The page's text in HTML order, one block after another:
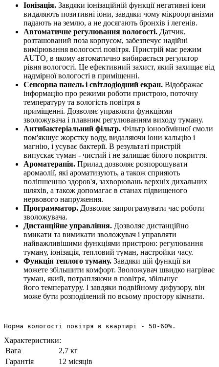
Іонізація. Завдяки іонізаційній функції негативні іони
видаляють позитивні іони, завдяки чому мікроорганізми
падають на землю, а не досягають бронхів і легенів.
Автоматичне регулювання вологості. Датчик,
розташований поза корпусом, забезпечує надійні
вимірювання вологості повітря. Пристрій має режим
AUTO, в якому автоматично вибирається регулятор
рівня вологості. Це ефективний захист, який захищає від
надмірної вологості в приміщенні.
Сенсорна панель і світлодіодний екран. Відображає
інформацію про режими роботи пристрою, поточну
температуру та вологість повітря в
приміщенні. Дозволяє управляти функціями
зволожувача і плавним регулюванням виходу туману.
Антибактеріальний фільтр. Фільтр іонообмінної смоли
пом'якшує жорстку воду, видаляючи іони кальцію і
магнію, і усуває бактерії. В результаті пристрій
випускає туман - чистий і не залишає білого покриття.
Ароматерапія. Прилад дозволяє розпорошувати
аромаолії, які ароматизують, а також сприяють
поліпшенню здоров'я, захворювань верхніх дихальних
шляхів, а також допомагає в станах підвищеного
нервового напруження.
Программатор. Дозволяє запрограмувати час роботи
зволожувача.
Дистанційне управління. Дозволяє дистанційно
вмикати та вимикати зволожувач і управляти
найважливішими функціями пристрою: регулювання
туману, іонізація, тепловий туман, настройки часу.
Функція теплого туману. Завдяки цій функції ви
можете збільшити комфорт. Зволожувач швидко нагріває
туман, який, потрапляючи в повітря, збільшує
його температуру. І завдяки подвійному дифузору, він
може бути розподілений по всьому простору кімнати.
Норма вологості повітря в квартирі - 50-60%.
Характеристики:
Вага
2,7 кг
Гарантія
12 місяців